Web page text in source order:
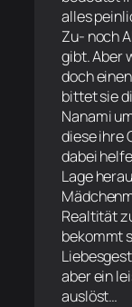
alles
Zu- noch
gibt. Aber
doch
bittet sie
Nanami
diese ihre
dabei
Lage
Realtität
bekommt
aber ein
auslöst…